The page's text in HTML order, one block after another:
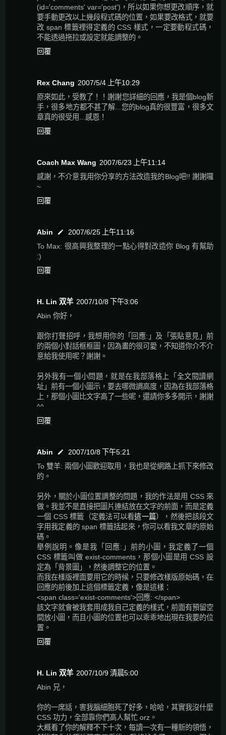
(id='comments' var='post')，所以如果你想更改順序，就
要手動更改以上幾段程式碼的位置，如果要改格式，就要
改 span 標籤裡得定義的 CSS 樣式，一定要動程式碼，
不能透過拖拉或設定就能調整的。
回覆
Rex Chang 2007/5/4 上午10:29
原來如此，受教了！！謝謝您詳細的回應，我是個blog新
手，很多地方都不甚了解...您的blog真的很豐富，很多文
章真的很受用...感恩！
回覆
Coach Max Wang 2007/6/23 上午11:14
感謝，不介意我用你分享的方法改造我的Blog吧!! 謝謝囉
~
回覆
Abin
2007/6/25 上午11:16
To Max: 很高興我整理的一點心得對改造你 Blog 有幫助
:)
回覆
H. Lin 双羊 2007/10/8 下午3:06
Abin 你好，
跟你打聲招呼，我想用你的「回應:」及「張貼意見」前
的兩個小對話框框圖，因為畫的很可愛，不知道你介不介
意給我使用呢？謝謝。
另外我有一個小問題，就是在我部落格上「全文閱讀網
址」前有一個小圖示，要去哪微調高度，因為在我部落格
上，那個小圖比文字高了一些呢，還請你多多開示，謝謝
^^
回覆
Abin
2007/10/8 下午5:21
To 雙羊: 兩個小圖歡迎取用，我也是從網路上抓下來修改
的。
另外，關於小圖位置調整的問題，我的作法是用 CSS 來
做。我並不是直接把圖片連結放在文字的前面，而是定義
一個 CSS 標籤（定義法可以看這一篇），然後把該段文
字用我定義的 span 標籤括起來，你可以看我文章的原始
碼。
舉例說明。像是我「回應:」前的小圖，我定義了一個
CSS 標籤叫做 exist-comments，那個小圖是用 CSS 設
定為「背景圖」，然後調整它的位置。
而我在樣版裡面要用它的時候，只要修改樣版原始碼，在
回應的前後加上這個標籤定義，像是這樣：
<span class='exist-comments'>回應: </span>
該文字就會被我套用成我自己定義的樣式，前面有預留空
間放小圖，而且小圖的位置也可以乖乖地出現在我要的位
置。
回覆
H. Lin 双羊 2007/10/9 清晨5:00
Abin 兄，
你的一席話，害我腦細胞死了好多，哈哈，其實我沒什麼
CSS 功力，全部靠你們高人幫忙 orz。
大概看了你的解釋不下十次，每讀一次有一種新的領悟，